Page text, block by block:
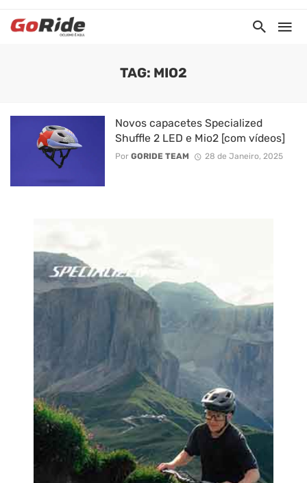
TAG: MIO2
Novos capacetes Specialized
Shuffle 2 LED e Mio2 [com vídeos]
Por GORIDE TEAM 28 de Janeiro, 2025